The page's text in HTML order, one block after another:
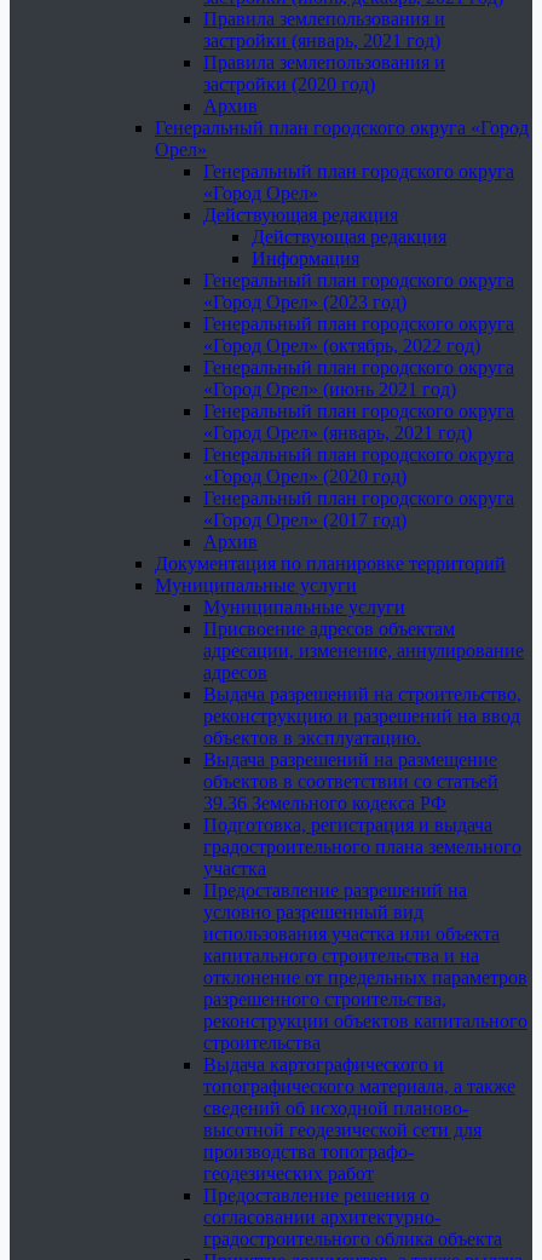
Правила землепользования и
застройки (январь, 2021 год)
Правила землепользования и
застройки (2020 год)
Архив
Генеральный план городского округа «Город
Орел»
Генеральный план городского округа
«Город Орел»
Действующая редакция
Действующая редакция
Информация
Генеральный план городского округа
«Город Орел» (2023 год)
Генеральный план городского округа
«Город Орел» (октябрь, 2022 год)
Генеральный план городского округа
«Город Орел» (июнь 2021 год)
Генеральный план городского округа
«Город Орел» (январь, 2021 год)
Генеральный план городского округа
«Город Орел» (2020 год)
Генеральный план городского округа
«Город Орел» (2017 год)
Архив
Документация по планировке территорий
Муниципальные услуги
Муниципальные услуги
Присвоение адресов объектам
адресации, изменение, аннулирование
адресов
Выдача разрешений на строительство,
реконструкцию и разрешений на ввод
объектов в эксплуатацию.
Выдача разрешений на размещение
объектов в соответствии со статьей
39.36 Земельного кодекса РФ
Подготовка, регистрация и выдача
градостроительного плана земельного
участка
Предоставление разрешений на
условно разрешенный вид
использования участка или объекта
капитального строительства и на
отклонение от предельных параметров
разрешенного строительства,
реконструкции объектов капитального
строительства
Выдача картографического и
топографического материала, а также
сведений об исходной планово-
высотной геодезической сети для
производства топографо-
геодезических работ
Предоставление решения о
согласовании архитектурно-
градостроительного облика объекта